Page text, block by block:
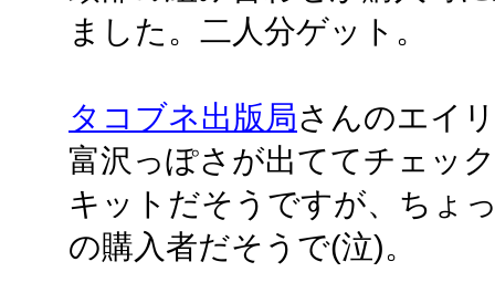
ました。二人分ゲット。
タコブネ出版局さんのエイ
富沢っぽさが出ててチェッ
キットだそうですが、ちょ
の購入者だそうで(泣)。